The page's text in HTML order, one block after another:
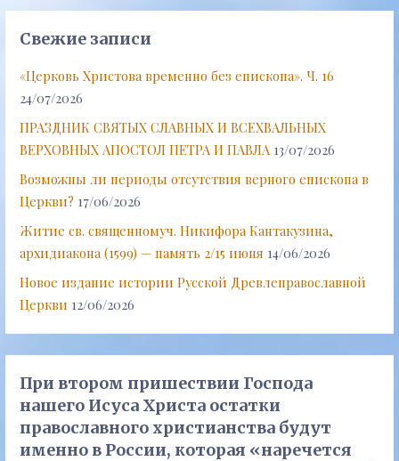
Свежие записи
«Церковь Христова временно без епископа». Ч. 16
24/07/2026
ПРАЗДНИК СВЯТЫХ СЛАВНЫХ И ВСЕХВАЛЬНЫХ
ВЕРХОВНЫХ АПОСТОЛ ПЕТРА И ПАВЛА 13/07/2026
Возможны ли периоды отсутствия верного епископа в
Церкви? 17/06/2026
Житие св. священномуч. Никифора Кантакузина,
архидиакона (1599) — память 2/15 июня 14/06/2026
Новое издание истории Русской Древлеправославной
Церкви 12/06/2026
При втором пришествии Господа
нашего Исуса Христа остатки
православного христианства будут
именно в России, которая «наречется